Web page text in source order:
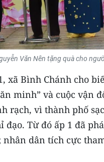
Văn Nên tặng quà cho
Bình Chánh cho
minh” và cuộc vận
rạch, vì thành phố
đạo. Từ đó ấp 1 đã
dân tích cực